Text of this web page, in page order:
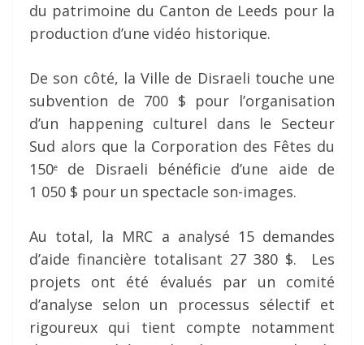
du patrimoine du Canton de Leeds pour la
production d’une vidéo historique.
De son côté, la Ville de Disraeli touche une
subvention de 700 $ pour l’organisation
d’un happening culturel dans le Secteur
Sud alors que la Corporation des Fêtes du
150e
de Disraeli bénéficie d’une aide de
1 050 $ pour un spectacle son-images.
Au total, la MRC a analysé 15 demandes
d’aide financière totalisant 27 380 $. Les
projets ont été évalués par un comité
d’analyse selon un processus sélectif et
rigoureux qui tient compte notamment